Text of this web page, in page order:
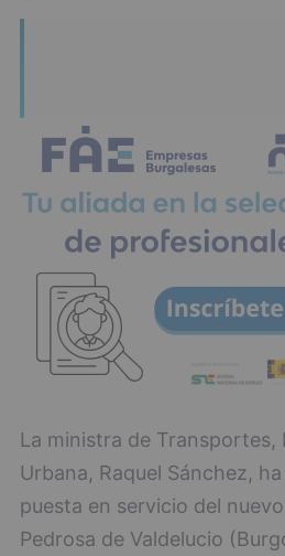
La ministra de Transportes,
Urbana, Raquel Sánchez,
puesta en servicio del
Pedrosa de Valdelucio